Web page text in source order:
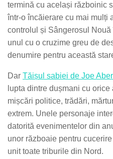
termină cu același războinic
într-o încăierare cu mai mulți
controlul și Sângerosul
unul cu o cruzime greu de
denumire pentru această
Dar Tăișul sabiei de Joe
lupta dintre dușmani cu
mișcări politice, trădări,
extrem. Unele personaje
datorită evenimentelor din
unor războaie pentru
unit toate triburile din Nord.